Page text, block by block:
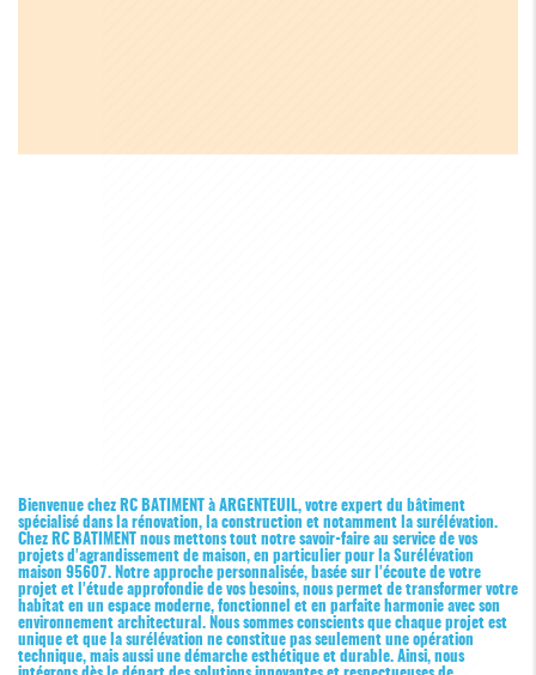
Bienvenue chez RC BATIMENT à ARGENTEUIL, votre expert du bâtiment
spécialisé dans la rénovation, la construction et notamment la surélévation.
Chez RC BATIMENT nous mettons tout notre savoir-faire au service de vos
projets d'agrandissement de maison, en particulier pour la Surélévation
maison 95607. Notre approche personnalisée, basée sur l'écoute de votre
projet et l'étude approfondie de vos besoins, nous permet de transformer votre
habitat en un espace moderne, fonctionnel et en parfaite harmonie avec son
environnement architectural. Nous sommes conscients que chaque projet est
unique et que la surélévation ne constitue pas seulement une opération
technique, mais aussi une démarche esthétique et durable. Ainsi, nous